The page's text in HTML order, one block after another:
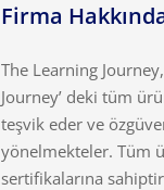
Firma
The Learning
Journey’ deki tüm
teşvik eder ve
yönelmekteler. Tüm
sertifikalarına